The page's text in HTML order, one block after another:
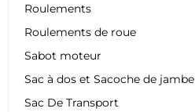
Roulements
Roulements de roue
Sabot moteur
Sac à dos et Sacoche de jambe
Sac De Transport